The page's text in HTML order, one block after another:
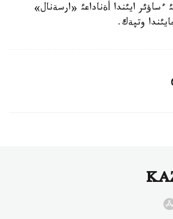
ءساؤئر ايئندا أةناداعئ «ارسةنال»
وتپةك.